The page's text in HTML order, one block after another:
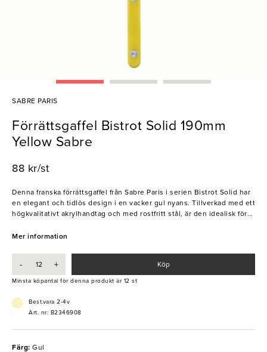
SABRE PARIS
Förrättsgaffel Bistrot Solid 190mm
Yellow Sabre
88 kr/st
Denna franska förrättsgaffel från Sabre Paris i serien Bistrot Solid har
en elegant och tidlös design i en vacker gul nyans. Tillverkad med ett
högkvalitativt akrylhandtag och med rostfritt stål, är den idealisk för
skapa en stilfull och enhetlig bordsdukning kan gaffeln kombineras
- Klassisk fransk design
45 °C, undvik starka medel och torka direkt för att slippa vattenfläckar.
Mer information
- + Köp
Minsta köpantal för denna produkt är 12 st
Best.vara 2-4v
Art. nr: B2346908
Färg: Gul